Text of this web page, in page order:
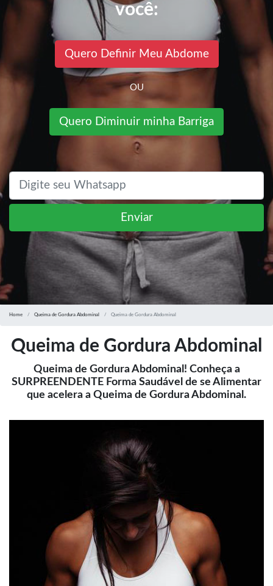
você:
Quero Definir Meu Abdome
OU
Quero Diminuir minha Barriga
Enviar
Home Queima de Gordura Abdominal Queima de Gordura Abdominal
Queima de Gordura Abdominal
Queima de Gordura Abdominal! Conheça a
SURPREENDENTE Forma Saudável de se Alimentar
que acelera a Queima de Gordura Abdominal.